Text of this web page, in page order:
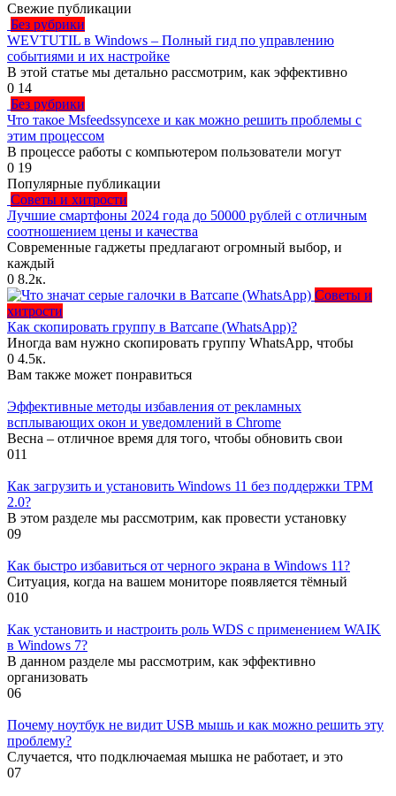
Свежие публикации
Без рубрики
WEVTUTIL в Windows – Полный гид по управлению
событиями и их настройке
В этой статье мы детально рассмотрим, как эффективно
0 14
Без рубрики
Что такое Msfeedssyncexe и как можно решить проблемы с
этим процессом
В процессе работы с компьютером пользователи могут
0 19
Популярные публикации
Советы и хитрости
Лучшие смартфоны 2024 года до 50000 рублей с отличным
соотношением цены и качества
Современные гаджеты предлагают огромный выбор, и
каждый
0 8.2к.
Советы и
хитрости
Как скопировать группу в Ватсапе (WhatsApp)?
Иногда вам нужно скопировать группу WhatsApp, чтобы
0 4.5к.
Вам также может понравиться
Эффективные методы избавления от рекламных
всплывающих окон и уведомлений в Chrome
Весна – отличное время для того, чтобы обновить свои
011
Как загрузить и установить Windows 11 без поддержки TPM
2.0?
В этом разделе мы рассмотрим, как провести установку
09
Как быстро избавиться от черного экрана в Windows 11?
Ситуация, когда на вашем мониторе появляется тёмный
010
Как установить и настроить роль WDS с применением WAIK
в Windows 7?
В данном разделе мы рассмотрим, как эффективно
организовать
06
Почему ноутбук не видит USB мышь и как можно решить эту
проблему?
Случается, что подключаемая мышка не работает, и это
07